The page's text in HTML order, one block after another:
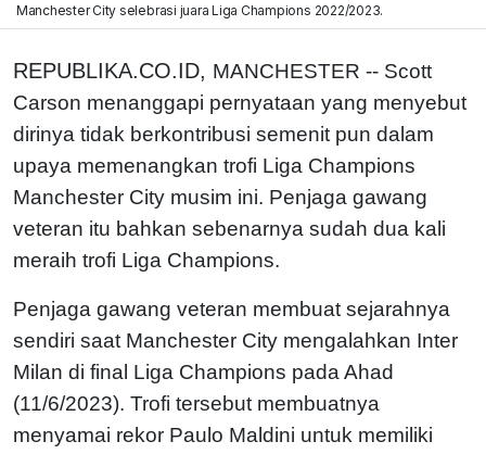
Manchester City selebrasi juara Liga Champions 2022/2023.
REPUBLIKA.CO.ID, MANCHESTER -- Scott
Carson menanggapi pernyataan yang menyebut
dirinya tidak berkontribusi semenit pun dalam
upaya memenangkan trofi Liga Champions
Manchester City musim ini. Penjaga gawang
veteran itu bahkan sebenarnya sudah dua kali
meraih trofi Liga Champions.
Penjaga gawang veteran membuat sejarahnya
sendiri saat Manchester City mengalahkan Inter
Milan di final Liga Champions pada Ahad
(11/6/2023). Trofi tersebut membuatnya
menyamai rekor Paulo Maldini untuk memiliki